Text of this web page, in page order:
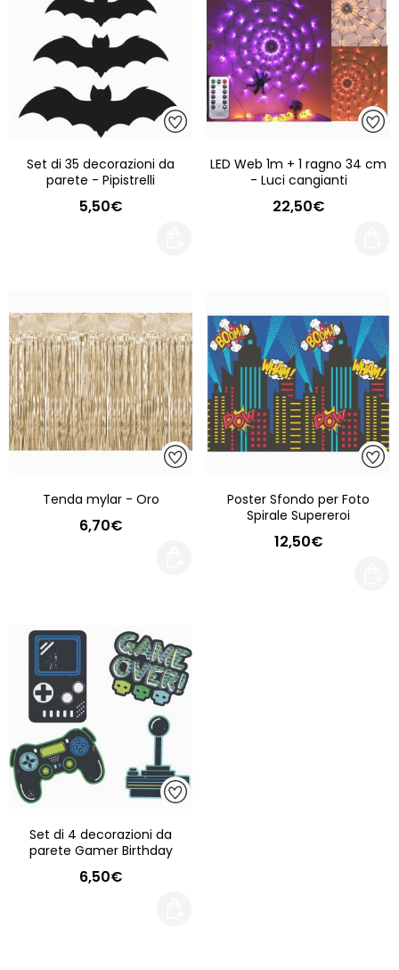
Set di 35 decorazioni da
parete - Pipistrelli
5,50€
LED Web 1m + 1 ragno 34 cm
- Luci cangianti
22,50€
Tenda mylar - Oro
6,70€
Poster Sfondo per Foto
Spirale Supereroi
12,50€
Set di 4 decorazioni da
parete Gamer Birthday
6,50€